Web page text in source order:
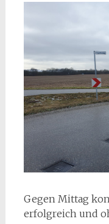
Gegen Mittag
erfolgreich und